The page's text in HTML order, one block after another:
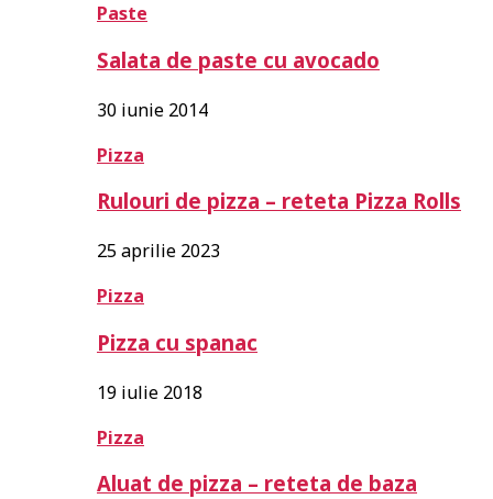
Paste
Salata de paste cu avocado
30 iunie 2014
Pizza
Rulouri de pizza – reteta Pizza Rolls
25 aprilie 2023
Pizza
Pizza cu spanac
19 iulie 2018
Pizza
Aluat de pizza – reteta de baza